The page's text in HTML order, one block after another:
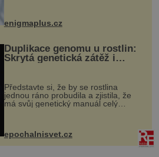
enigmaplus.cz
Duplikace genomu u rostlin:
Skrytá genetická zátěž i
Představte si, že by se rostlina
jednou ráno probudila a zjistila, že
má svůj genetický manuál celý
vstupenka...
epochalnisvet.cz